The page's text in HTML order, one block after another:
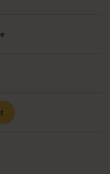
en Bos
bouwt